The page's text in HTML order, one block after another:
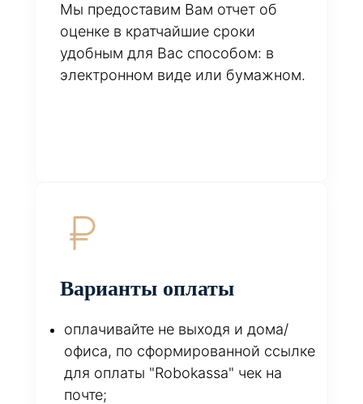
Мы предоставим Вам отчет об
оценке в кратчайшие сроки
удобным для Вас способом: в
электронном виде или бумажном.
Варианты оплаты
оплачивайте не выходя и дома/
офиса, по сформированной ссылке
для оплаты "Robokassa" чек на
почте;